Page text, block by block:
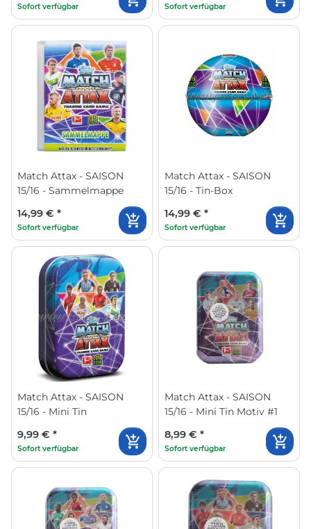
Sofort verfügbar Sofort verfügbar
Match Attax - SAISON
15/16 - Sammelmappe
14,99 € *
Sofort verfügbar
Match Attax - SAISON
15/16 - Tin-Box
14,99 € *
Sofort verfügbar
Match Attax - SAISON
15/16 - Mini Tin
9,99 € *
Sofort verfügbar
Match Attax - SAISON
15/16 - Mini Tin Motiv #1
8,99 € *
Sofort verfügbar